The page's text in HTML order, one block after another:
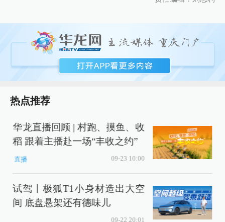
热点推荐
华龙直播回顾 | 村跑、摸鱼、收
稻 跟着主播赴一场“丰收之约”
直播 09-23 10:00
试驾丨极狐T1小身材造出大空
间 底盘悬架还有德味儿
09-22 20:01